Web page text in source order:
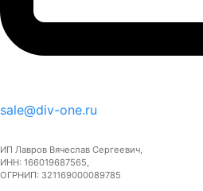
sale@div-one.ru
ИП Лавров Вячеслав Сергеевич,
ИНН: 166019687565,
ОГРНИП: 321169000089785